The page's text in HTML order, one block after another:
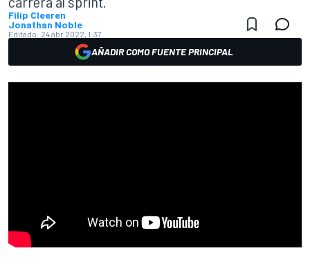
Filip Cleeren
Jonathan Noble
Editado: 24 abr 2022, 1:37
AÑADIR COMO FUENTE PRINCIPAL